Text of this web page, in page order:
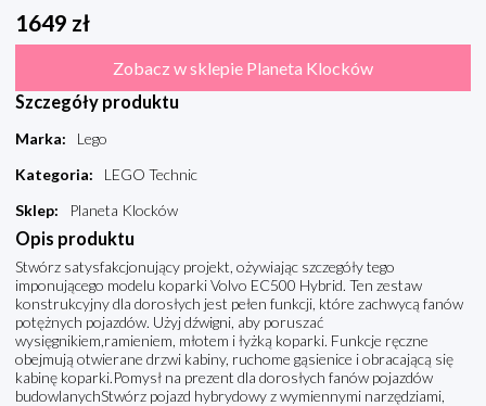
1649 zł
Zobacz w sklepie Planeta Klocków
Szczegóły produktu
Marka:
Lego
Kategoria:
LEGO Technic
Sklep: Planeta Klocków
Opis produktu
Stwórz satysfakcjonujący projekt, ożywiając szczegóły tego
imponującego modelu koparki Volvo EC500 Hybrid. Ten zestaw
konstrukcyjny dla dorosłych jest pełen funkcji, które zachwycą fanów
potężnych pojazdów. Użyj dźwigni, aby poruszać
wysięgnikiem,ramieniem, młotem i łyżką koparki. Funkcje ręczne
obejmują otwierane drzwi kabiny, ruchome gąsienice i obracającą się
kabinę koparki.Pomysł na prezent dla dorosłych fanów pojazdów
budowlanychStwórz pojazd hybrydowy z wymiennymi narzędziami,